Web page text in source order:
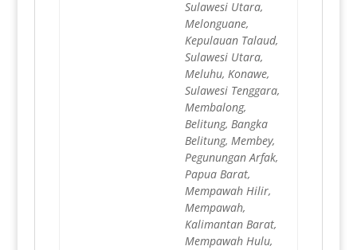
Sulawesi Utara,
Melonguane,
Kepulauan Talaud,
Sulawesi Utara,
Meluhu, Konawe,
Sulawesi Tenggara,
Membalong,
Belitung, Bangka
Belitung, Membey,
Pegunungan Arfak,
Papua Barat,
Mempawah Hilir,
Mempawah,
Kalimantan Barat,
Mempawah Hulu,